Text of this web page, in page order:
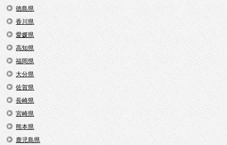
徳島県
香川県
愛媛県
高知県
福岡県
大分県
佐賀県
長崎県
宮崎県
熊本県
鹿児島県